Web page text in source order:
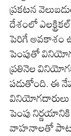
ప్రకటన
దేశంలో
పెరిగే అవకాశం
పెంపుతో
ప్రతినెల
పడుతోంది. ఈ
వినియోగదారులు
పెంపు నిర్ణయానికి
వాహనాలతో పాటు